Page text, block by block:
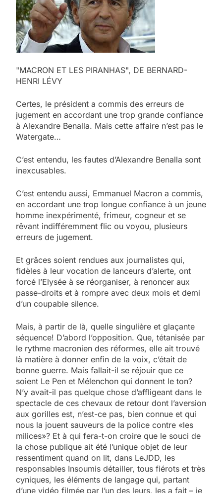
"MACRON ET LES PIRANHAS", DE BERNARD-
HENRI LÉVY
Certes, le président a commis des erreurs de
jugement en accordant une trop grande confiance
à Alexandre Benalla. Mais cette affaire n’est pas le
Watergate…
C’est entendu, les fautes d’Alexandre Benalla sont
inexcusables.
C’est entendu aussi, Emmanuel Macron a commis,
en accordant une trop longue confiance à un jeune
homme inexpérimenté, frimeur, cogneur et se
rêvant indifféremment flic ou voyou, plusieurs
erreurs de jugement.
Et grâces soient rendues aux journalistes qui,
fidèles à leur vocation de lanceurs d’alerte, ont
forcé l’Elysée à se réorganiser, à renoncer aux
passe-droits et à rompre avec deux mois et demi
d’un coupable silence.
Mais, à partir de là, quelle singulière et glaçante
séquence! D’abord l’opposition. Que, tétanisée par
le rythme macronien des réformes, elle ait trouvé
là matière à donner enfin de la voix, c’était de
bonne guerre. Mais fallait-il se réjouir que ce
soient Le Pen et Mélenchon qui donnent le ton?
N’y avait-il pas quelque chose d’affligeant dans le
spectacle de ces chevaux de retour dont l’aversion
aux gorilles est, n’est-ce pas, bien connue et qui
nous la jouent sauveurs de la police contre «les
milices»? Et à qui fera-t-on croire que le souci de
la chose publique ait été l’unique objet de leur
ressentiment quand on lit, dans LeJDD, les
responsables Insoumis détailler, tous fiérots et très
cyniques, les éléments de langage qui, partant
d’une vidéo filmée par l’un des leurs, les a fait – je